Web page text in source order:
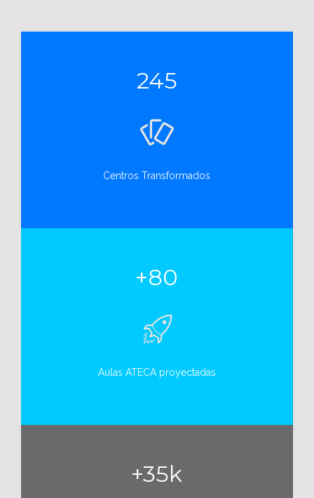
245
Centros Transformados
+80
Aulas ATECA proyectadas
+35k